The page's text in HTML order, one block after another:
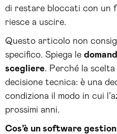
di restare bloccati con un
riesce a uscire.
Questo articolo non
specifico. Spiega le
scegliere. Perché la
decisione tecnica: è una
condiziona il modo in cui
prossimi anni.
Cos’è un software